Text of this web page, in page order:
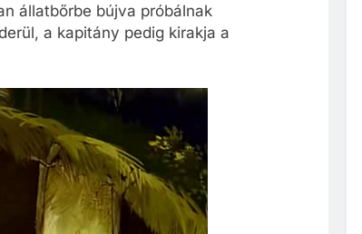
állatbőrbe bújva próbálnak
a kapitány pedig kirakja a